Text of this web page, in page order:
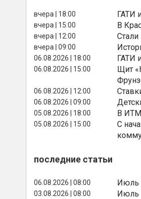
вчера | 18:00 ГАТИ
вчера | 15:00 В
вчера | 12:00
вчера | 09:00
06.08.2026 | 18:00 ГАТИ
06.08.2026 | 15:00
Щит
06.08.2026 | 12:00
06.08.2026 | 09:00
05.08.2026 | 18:00 В
05.08.2026 | 15:00
С
последние статьи
06.08.2026 | 08:00 Июль
03.08.2026 | 08:00 Июль